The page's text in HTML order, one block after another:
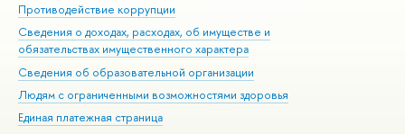
Противодействие коррупции
Сведения о доходах, расходах, об имуществе и
обязательствах имущественного характера
Сведения об образовательной организации
Людям с ограниченными возможностями здоровья
Единая платежная страница